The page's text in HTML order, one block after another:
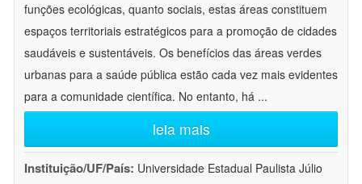
funções ecológicas, quanto sociais, estas áreas constituem
espaços territoriais estratégicos para a promoção de cidades
saudáveis e sustentáveis. Os benefícios das áreas verdes
urbanas para a saúde pública estão cada vez mais evidentes
para a comunidade científica. No entanto, há ...
leia mais
Instituição/UF/País: Universidade Estadual Paulista Júlio